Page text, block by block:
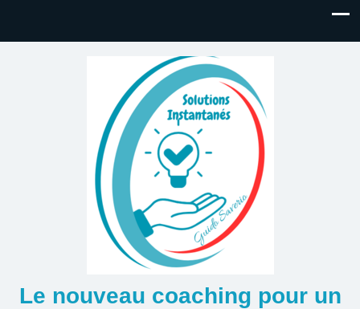
Le nouveau coaching pour un